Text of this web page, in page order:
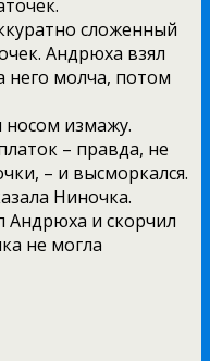
сложенный
Андрюха взял
него молча, потом
носом измажу.
– правда, не
– и высморкался.
Ниночка.
Андрюха и скорчил
не могла